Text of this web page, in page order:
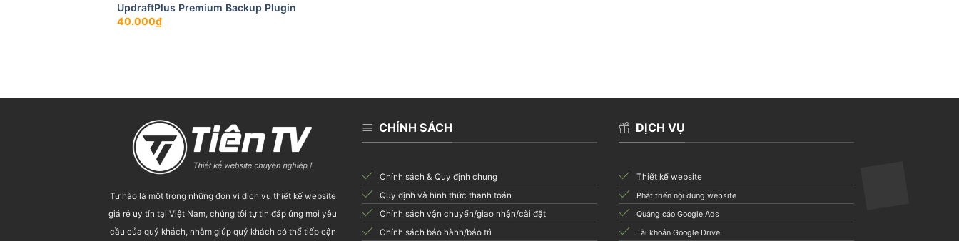
UpdraftPlus Premium Backup Plugin
40.000₫
Tự hào là một trong những đơn vị dịch vụ thiết kế website
giá rẻ uy tín tại Việt Nam, chúng tôi tự tin đáp ứng mọi yêu
cầu của quý khách, nhằm giúp quý khách có thể tiếp cận
CHÍNH SÁCH
Chính sách & Quy định chung
Quy định và hình thức thanh toán
Chính sách vận chuyển/giao nhận/cài đặt
Chính sách bảo hành/bảo trì
DỊCH VỤ
Thiết kế website
Phát triển nội dung website
Quảng cáo Google Ads
Tài khoản Google Drive